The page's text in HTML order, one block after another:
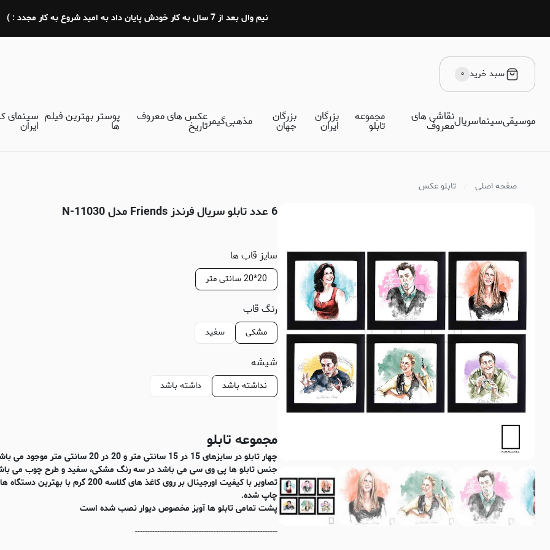
نیم وال بعد از 7 سال به کار خودش پایان داد به امید شروع به کار مجدد : )
سبد خرید ۰
موسیقیسینماسریالنقاشی های
معروف
مجموعه
تابلو
بزرگان
ایران
بزرگان
جهان مذهبیگیمرعکس های معروف
تاریخ
پوستر بهترین فیلم
ها
سینمای
ایران
صفحه اصلی تابلو عکس
6 عدد تابلو سریال فرندز Friends مدل N-11030
سایز قاب ها
20*20 سانتی متر
رنگ قاب
مشکی سفید
شیشه
نداشته باشد داشته باشد
مجموعه تابلو
چهار تابلو در سایزهای 15 در 15 سانتی متر و 20 در 20 سانتی متر موجود می باشد
جنس تابلو ها پی وی سی می باشد در سه رنگ مشکی، سفید و طرح چوب می
تصاویر با کیفیت اورجینال بر روی کاغذ های گلاسه 200 گرم با
چاپ شده.
پشت تمامی تابلو ها آویز مخصوص دیوار نصب شده است
----------------------------------------------------------